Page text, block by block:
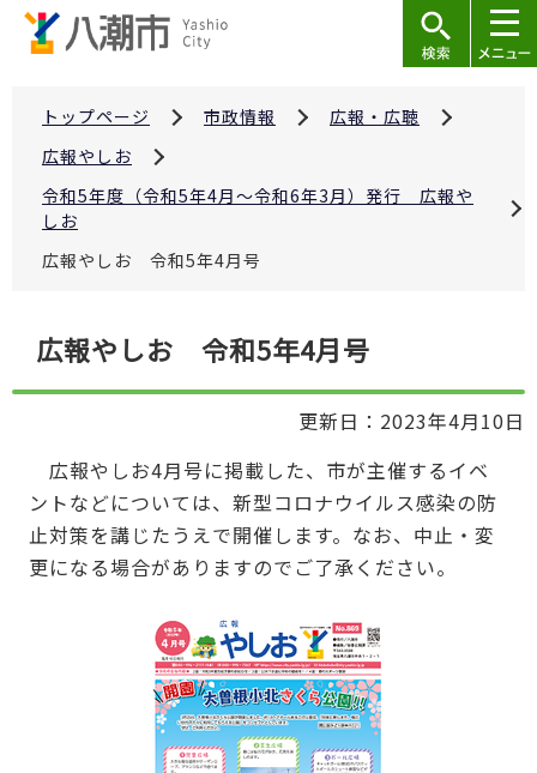
トップページ 市政情報
広報・広聴
広報やしお
令和5年度（令和5年4月～令和6年3月）発行 広報や
しお
広報やしお 令和5年4月号
こ
広報やしお 令和5年4月号
更新日：2023年4月10日
広報やしお4月号に掲載した、市が主催するイベ
ントなどについては、新型コロナウイルス感染の防
止対策を講じたうえで開催します。なお、中止・変
更になる場合がありますのでご了承ください。